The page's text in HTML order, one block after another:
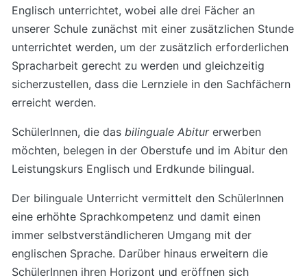
Englisch unterrichtet, wobei alle drei Fächer an
unserer Schule zunächst mit einer zusätzlichen Stunde
unterrichtet werden, um der zusätzlich erforderlichen
Spracharbeit gerecht zu werden und gleichzeitig
sicherzustellen, dass die Lernziele in den Sachfächern
erreicht werden.
SchülerInnen, die das bilinguale Abiturerwerben
möchten, belegen in der Oberstufe und im Abitur den
Leistungskurs Englisch und Erdkunde bilingual.
Der bilinguale Unterricht vermittelt den SchülerInnen
eine erhöhte Sprachkompetenz und damit einen
immer selbstverständlicheren Umgang mit der
englischen Sprache. Darüber hinaus erweitern die
SchülerInnen ihren Horizont und eröffnen sich